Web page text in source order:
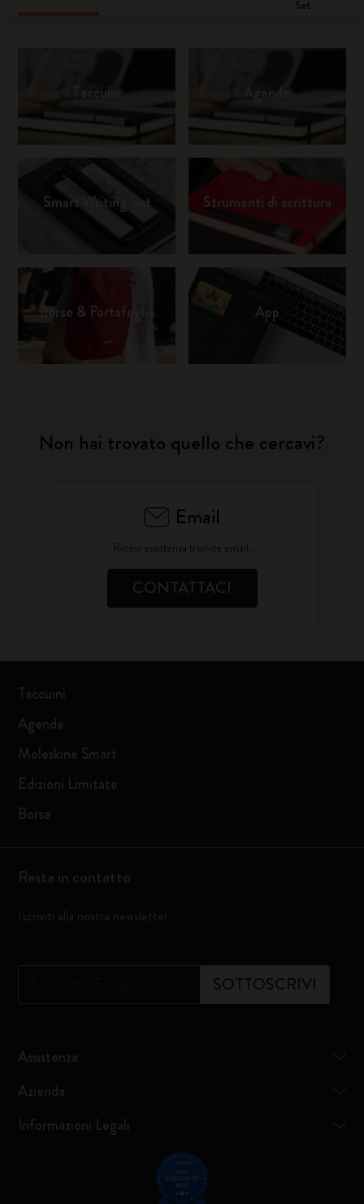
Set
Taccuini Agende
Smart Writing Set Strumenti di scrittura
Borse & Portafoglio App
Non hai trovato quello che cercavi?
Email
Ricevi assistenza tramite email.
CONTATTACI
Taccuini
Agende
Moleskine Smart
Edizioni Limitate
Borse
Resta in contatto
Iscriviti alla nostra newsletter
SOTTOSCRIVI
Assistenza
Azienda
Informazioni Legali